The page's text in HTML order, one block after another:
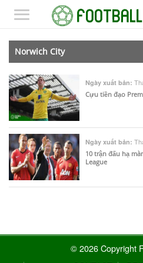
Norwich City
Ngày xuất bản:
Cựu tiền đạo
Ngày xuất bản:
10 trận đấu hạ
League
© 2026 Copyright